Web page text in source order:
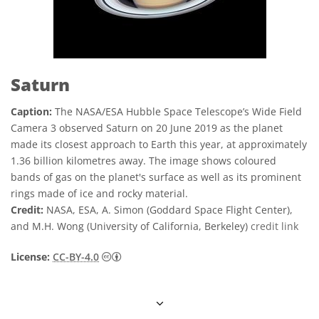
Saturn
Caption: The NASA/ESA Hubble Space Telescope’s Wide Field
Camera 3 observed Saturn on 20 June 2019 as the planet
made its closest approach to Earth this year, at approximately
1.36 billion kilometres away. The image shows coloured
bands of gas on the planet's surface as well as its prominent
rings made of ice and rocky material.
Credit: NASA, ESA, A. Simon (Goddard Space Flight Center),
and M.H. Wong (University of California, Berkeley) credit link
License: CC-BY-4.0 Creative Commons Attribution 4.0